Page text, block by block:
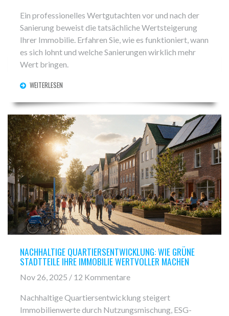
Ein professionelles Wertgutachten vor und nach der
Sanierung beweist die tatsächliche Wertsteigerung
Ihrer Immobilie. Erfahren Sie, wie es funktioniert, wann
es sich lohnt und welche Sanierungen wirklich mehr
Wert bringen.
WEITERLESEN
NACHHALTIGE QUARTIERSENTWICKLUNG: WIE GRÜNE
STADTTEILE IHRE IMMOBILIE WERTVOLLER MACHEN
Nov 26, 2025 / 12 Kommentare
Nachhaltige Quartiersentwicklung steigert
Immobilienwerte durch Nutzungsmischung, ESG-